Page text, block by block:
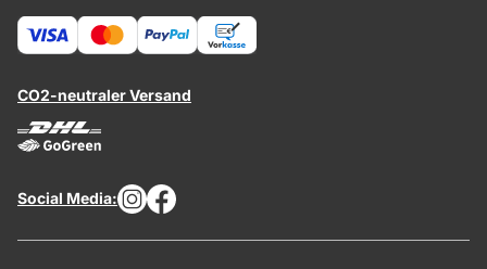
CO2-neutraler Versand
Social Media: